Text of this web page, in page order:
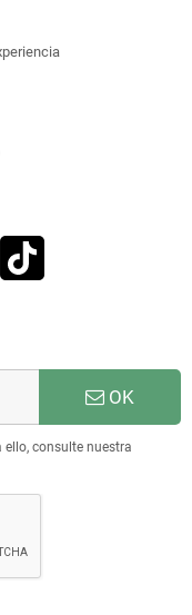
OK
ello, consulte nuestra